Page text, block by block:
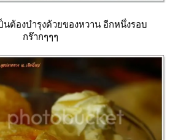
นต้องบำรุงด้วยของหวาน อีกหนึ่งรอบ
กร๊ากๆๆๆ